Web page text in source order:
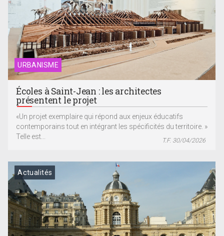
URBANISME
Écoles à Saint-Jean : les architectes
présentent le projet
«Un projet exemplaire qui répond aux enjeux éducatifs
contemporains tout en intégrant les spécificités du territoire. »
Telle est...
T.F. 30/04/2026
Actualités